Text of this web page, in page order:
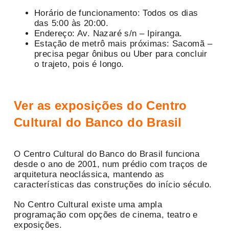
Horário de funcionamento: Todos os dias
das 5:00 às 20:00.
Endereço: Av. Nazaré s/n – Ipiranga.
Estação de metrô mais próximas: Sacomã –
precisa pegar ônibus ou Uber para concluir
o trajeto, pois é longo.
Ver as exposições do Centro
Cultural do Banco do Brasil
O Centro Cultural do Banco do Brasil funciona
desde o ano de 2001, num prédio com traços de
arquitetura neoclássica, mantendo as
características das construções do início século.
No Centro Cultural existe uma ampla
programação com opções de cinema, teatro e
exposições.